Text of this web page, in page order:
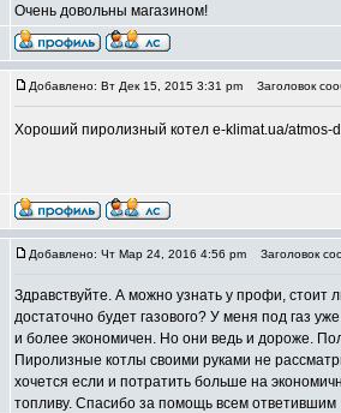
Очень довольны магазином!
Добавлено: Вт Дек 15, 2015 3:31 pm Заголовок
Хороший пиролизный котел e-klimat.ua/atmos-
Добавлено: Чт Мар 24, 2016 4:56 pm Заголовок
Здравствуйте. А можно узнать у профи, стоит
достаточно будет газового? У меня под газ
и более экономичен. Но они ведь и дороже.
Пиролизные котлы своими руками не
хочется если и потратить больше на
топливу. Спасибо за помощь всем ответившим